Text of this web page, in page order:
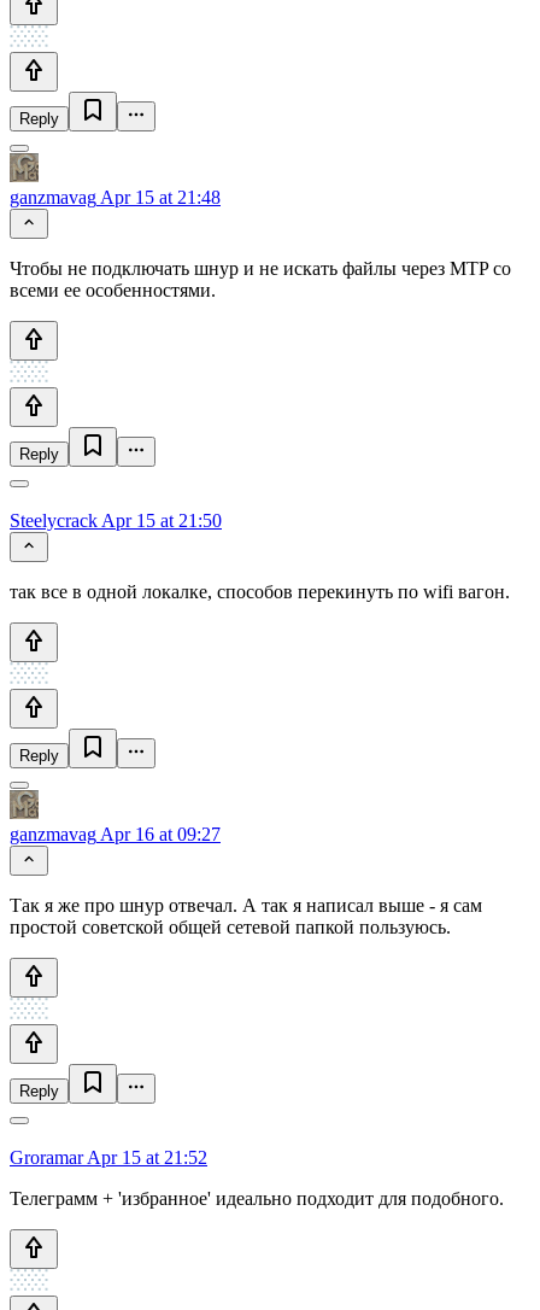
Reply
ganzmavag Apr 15 at 21:48
Чтобы не подключать шнур и не искать файлы через MTP со
всеми ее особенностями.
Reply
Steelycrack Apr 15 at 21:50
так все в одной локалке, способов перекинуть по wifi вагон.
Reply
ganzmavag Apr 16 at 09:27
Так я же про шнур отвечал. А так я написал выше - я сам
простой советской общей сетевой папкой пользуюсь.
Reply
GroramarApr 15 at 21:52
Телеграмм + 'избранное' идеально подходит для подобного.